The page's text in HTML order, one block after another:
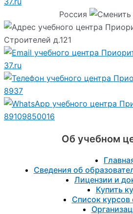
Россия
Строителей д.121
37.ru
8937
89109850016
Об учебном
Сведения об
Лицензии и
Купить
Список курсов